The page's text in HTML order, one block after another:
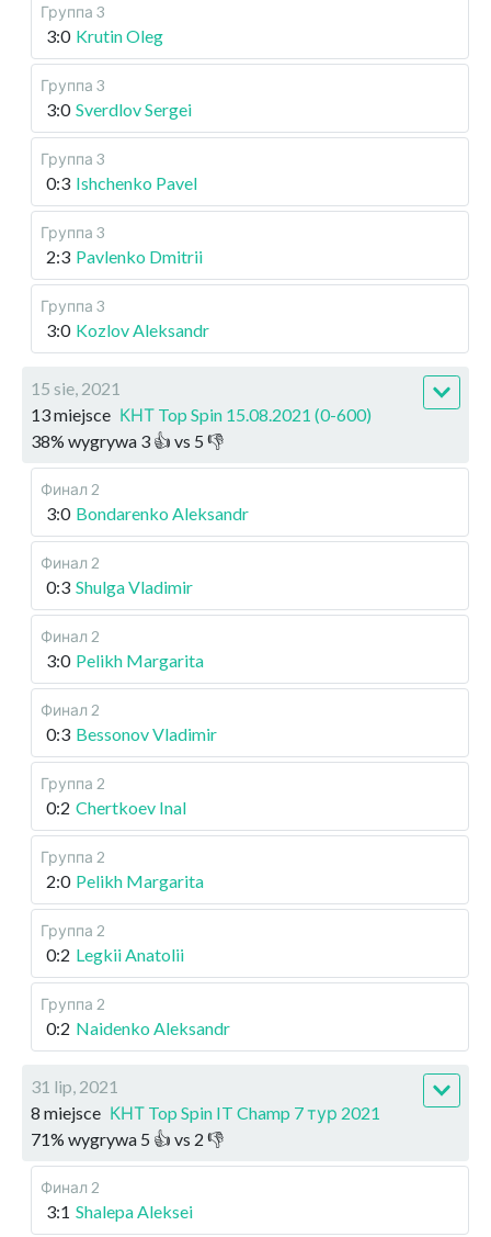
Группа 3
3:0 Krutin Oleg
Группа 3
3:0 Sverdlov Sergei
Группа 3
0:3 Ishchenko Pavel
Группа 3
2:3 Pavlenko Dmitrii
Группа 3
3:0 Kozlov Aleksandr
15 sie, 2021
13 miejsce КНТ Top Spin 15.08.2021 (0-600)
38% wygrywa 3 👍 vs 5 👎
Финал 2
3:0 Bondarenko Aleksandr
Финал 2
0:3 Shulga Vladimir
Финал 2
3:0 Pelikh Margarita
Финал 2
0:3 Bessonov Vladimir
Группа 2
0:2 Chertkoev Inal
Группа 2
2:0 Pelikh Margarita
Группа 2
0:2 Legkii Anatolii
Группа 2
0:2 Naidenko Aleksandr
31 lip, 2021
8 miejsce КНТ Top Spin IT Champ 7 тур 2021
71% wygrywa 5 👍 vs 2 👎
Финал 2
3:1 Shalepa Aleksei